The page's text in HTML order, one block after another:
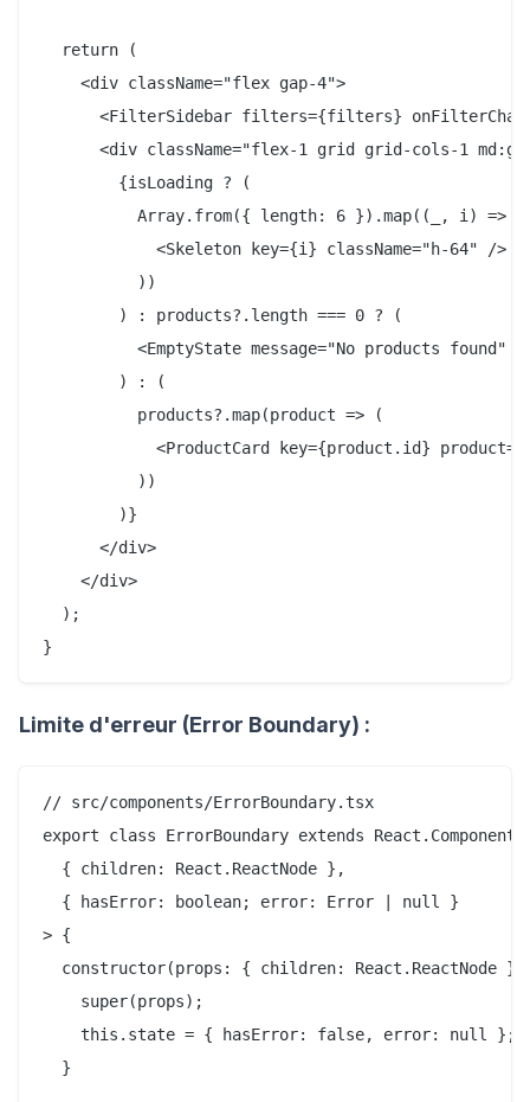
  return (
    <div className="flex gap-4">
<FilterSidebar filters={filters}
<div className="flex-1 grid grid-cols-1
        {isLoading ? (
          Array.from({ length: 6 }).map((_, i) => (
            <Skeleton key={i} className="h-64" />
          ))
        ) : products?.length === 0 ? (
<EmptyState message="No products found" /
        ) : (
          products?.map(product => (
<ProductCard key={product.id}
          ))
        )}
      </div>
    </div>
  );
Limite d'erreur (Error Boundary) :
// src/components/ErrorBoundary.tsx
export class ErrorBoundary extends React.Component<
  { children: React.ReactNode },
  { hasError: boolean; error: Error | null }
> {
constructor(props: { children: React.ReactNode })
    super(props);
    this.state = { hasError: false, error: null };
  }